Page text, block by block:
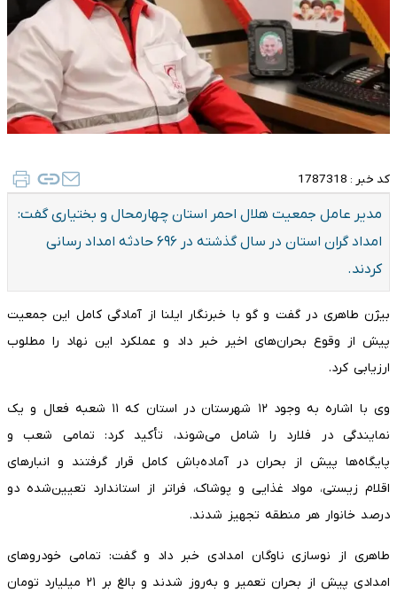
کد خبر : 1787318
مدیر عامل جمعیت هلال احمر استان چهارمحال و بختیاری گفت:
امداد گران استان در سال گذشته در ۶۹۶ حادثه امداد رسانی
کردند.
بیژن طاهری در گفت و گو با خبرنگار ایلنا از آمادگی کامل این جمعیت
پیش از وقوع بحران‌های اخیر خبر داد و عملکرد این نهاد را مطلوب
ارزیابی کرد.
وی با اشاره به وجود ۱۲ شهرستان در استان که ۱۱ شعبه فعال و یک
نمایندگی در فلارد را شامل می‌شوند، تأکید کرد: تمامی شعب و
پایگاه‌ها پیش از بحران در آماده‌باش کامل قرار گرفتند و انبارهای
اقلام زیستی، مواد غذایی و پوشاک، فراتر از استاندارد تعیین‌شده دو
درصد خانوار هر منطقه تجهیز شدند.
طاهری از نوسازی ناوگان امدادی خبر داد و گفت: تمامی خودروهای
امدادی پیش از بحران تعمیر و به‌روز شدند و بالغ بر ۲۱ میلیارد تومان